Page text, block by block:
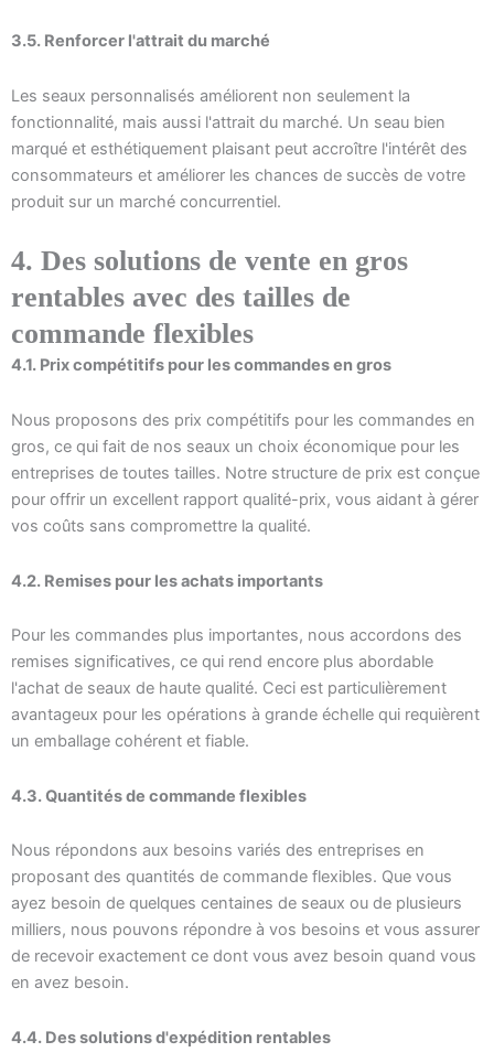
3.5. Renforcer l'attrait du marché
Les seaux personnalisés améliorent non seulement la
fonctionnalité, mais aussi l'attrait du marché. Un seau bien
marqué et esthétiquement plaisant peut accroître l'intérêt des
consommateurs et améliorer les chances de succès de votre
produit sur un marché concurrentiel.
4. Des solutions de vente en gros
rentables avec des tailles de
commande flexibles
4.1. Prix compétitifs pour les commandes en gros
Nous proposons des prix compétitifs pour les commandes en
gros, ce qui fait de nos seaux un choix économique pour les
entreprises de toutes tailles. Notre structure de prix est conçue
pour offrir un excellent rapport qualité-prix, vous aidant à gérer
vos coûts sans compromettre la qualité.
4.2. Remises pour les achats importants
Pour les commandes plus importantes, nous accordons des
remises significatives, ce qui rend encore plus abordable
l'achat de seaux de haute qualité. Ceci est particulièrement
avantageux pour les opérations à grande échelle qui requièrent
un emballage cohérent et fiable.
4.3. Quantités de commande flexibles
Nous répondons aux besoins variés des entreprises en
proposant des quantités de commande flexibles. Que vous
ayez besoin de quelques centaines de seaux ou de plusieurs
milliers, nous pouvons répondre à vos besoins et vous assurer
de recevoir exactement ce dont vous avez besoin quand vous
en avez besoin.
4.4. Des solutions d'expédition rentables